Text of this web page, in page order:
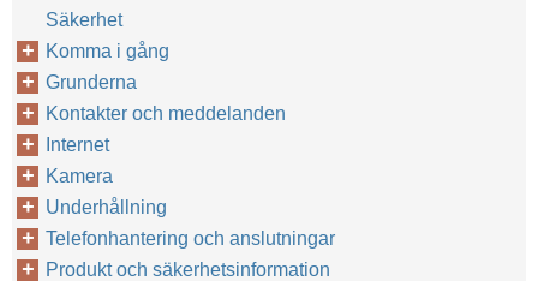
Säkerhet
Komma i gång
Grunderna
Kontakter och meddelanden
Internet
Kamera
Underhållning
Telefonhantering och anslutningar
Produkt och säkerhetsinformation